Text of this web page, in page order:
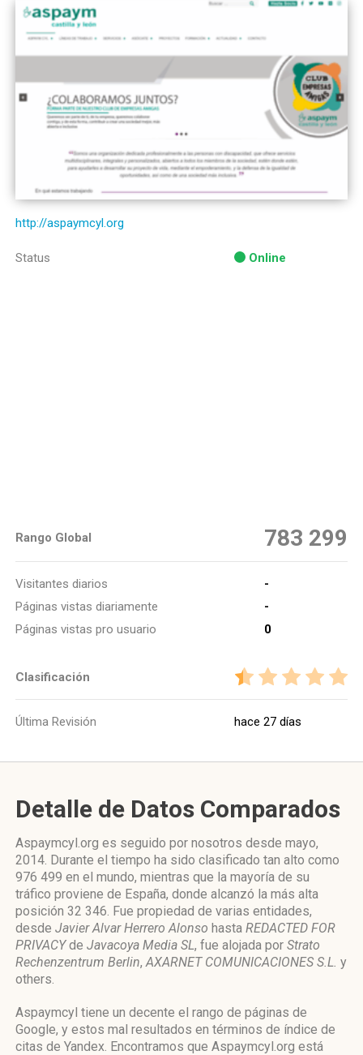
http://aspaymcyl.org
Status Online
Rango Global 783 299
Visitantes diarios
-
Páginas vistas diariamente
-
Páginas vistas pro usuario
0
Clasificación
Última Revisión hace 27 días
Detalle de Datos Comparados
Aspaymcyl.org es seguido por nosotros desde mayo,
2014. Durante el tiempo ha sido clasificado tan alto como
976 499 en el mundo, mientras que la mayoría de su
tráfico proviene de España, donde alcanzó la más alta
posición 32 346. Fue propiedad de varias entidades,
desde Javier Alvar Herrero Alonso hasta REDACTED FOR
PRIVACYde Javacoya Media SL, fue alojada por Strato
Rechenzentrum Berlin,AXARNET COMUNICACIONES S.L. y
others.
Aspaymcyl tiene un decente el rango de páginas de
Google, y estos mal resultados en términos de índice de
citas de Yandex. Encontramos que Aspaymcyl.org está